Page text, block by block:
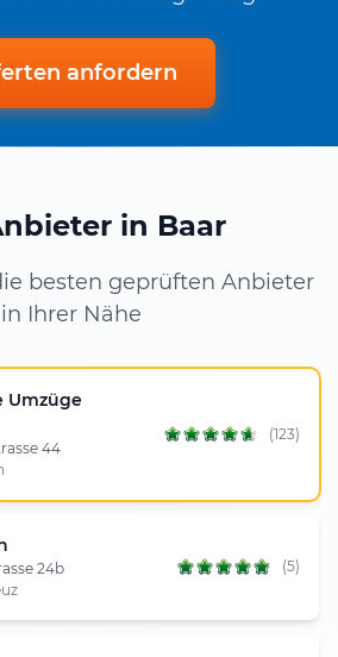
anfordern
in Baar
besten geprüften Anbieter
in Ihrer Nähe
Umzüge
44
(123)
24b
(5)